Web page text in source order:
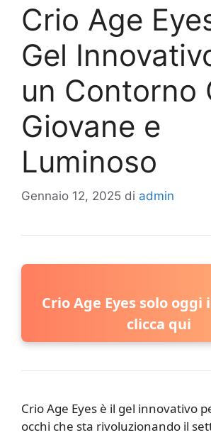
Crio Age
Gel
un Contorno
Giovane e
Luminoso
Gennaio 12, 2025 di admin
Crio Age Eyes solo
clicca qui
Crio Age Eyes è il gel innovativo
occhi che sta rivoluzionando il